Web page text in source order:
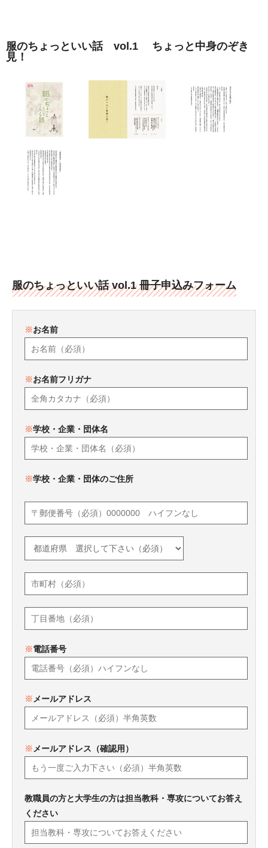
服のちょっといい話 vol.1 ちょっと中身のぞき
見！
服のちょっといい話 vol.1 冊子申込みフォーム
※お名前
※お名前フリガナ
※学校・企業・団体名
※学校・企業・団体のご住所
※電話番号
※ メールアドレス
※ メールアドレス（確認用）
教職員の方と大学生の方は担当教科・専攻についてお答え
ください